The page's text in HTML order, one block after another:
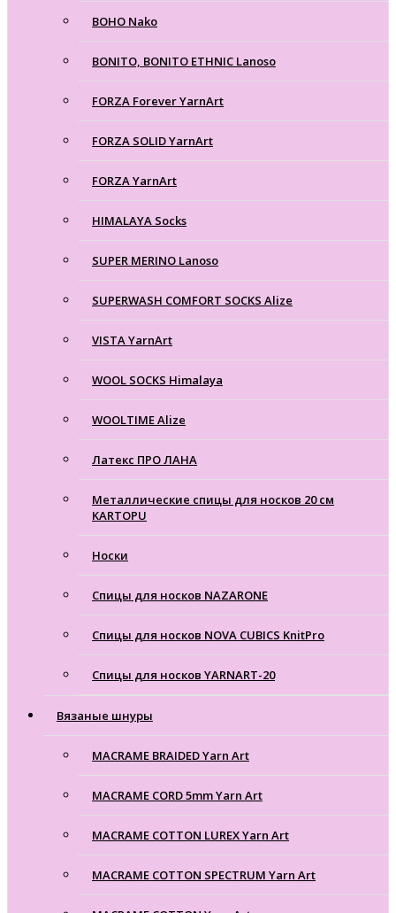
BOHO Nako
BONITO, BONITO ETHNIC Lanoso
FORZA Forever YarnArt
FORZA SOLID YarnArt
FORZA YarnArt
HIMALAYA Socks
SUPER MERINO Lanoso
SUPERWASH COMFORT SOCKS Alize
VISTA YarnArt
WOOL SOCKS Himalaya
WOOLTIME Alize
Латекс ПРО ЛАНА
Металлические спицы для носков 20 см
KARTOPU
Носки
Спицы для носков NAZARONE
Спицы для носков NOVA CUBICS KnitPro
Спицы для носков YARNART-20
Вязаные шнуры
MACRAME BRAIDED Yarn Art
MACRAME CORD 5mm Yarn Art
MACRAME COTTON LUREX Yarn Art
MACRAME COTTON SPECTRUM Yarn Art